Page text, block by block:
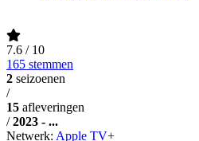
7.6 / 10
165 stemmen
2 seizoenen
/
15 afleveringen
/ 2023 - ...
Netwerk: Apple TV+